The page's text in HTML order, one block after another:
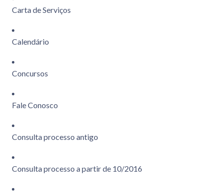
Carta de Serviços
Calendário
Concursos
Fale Conosco
Consulta processo antigo
Consulta processo a partir de 10/2016